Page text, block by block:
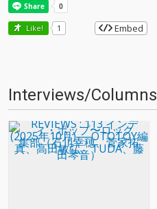
Like! 1 Embed
Interviews/Columns